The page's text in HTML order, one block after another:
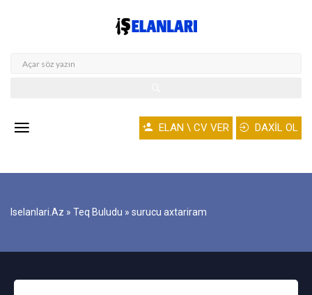
ELAN \ CV VER DAXİL OL
Iselanlari.az » Teq Buludu » surucu axtariram